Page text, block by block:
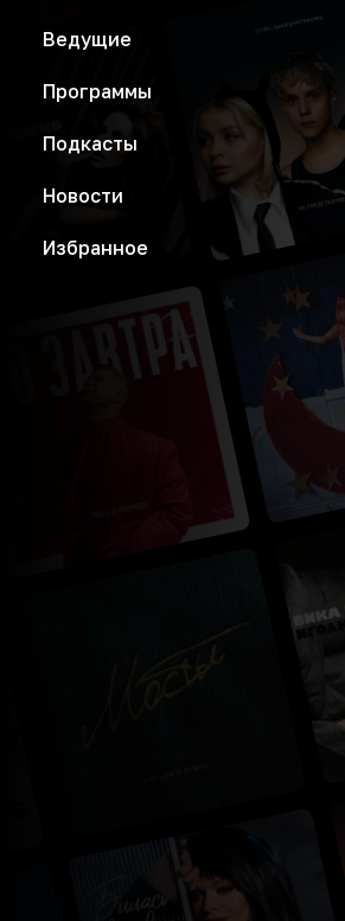
Ведущие
Программы
Подкасты
Новости
Избранное